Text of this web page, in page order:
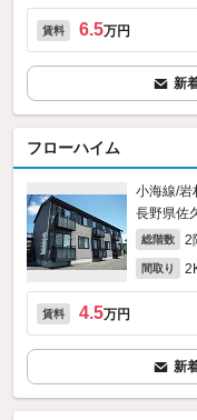
賃料 6.5万円
新
フローハイム
小海線/岩
長野県佐
総階数 2
間取り
賃料 4.5万円
新